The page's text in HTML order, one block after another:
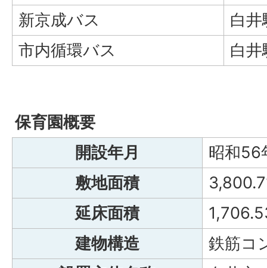
新京成バス
白井
市内循環バス
白井
保育園概要
開設年月
昭和56
敷地面積
延床面積
建物構造
鉄筋コ